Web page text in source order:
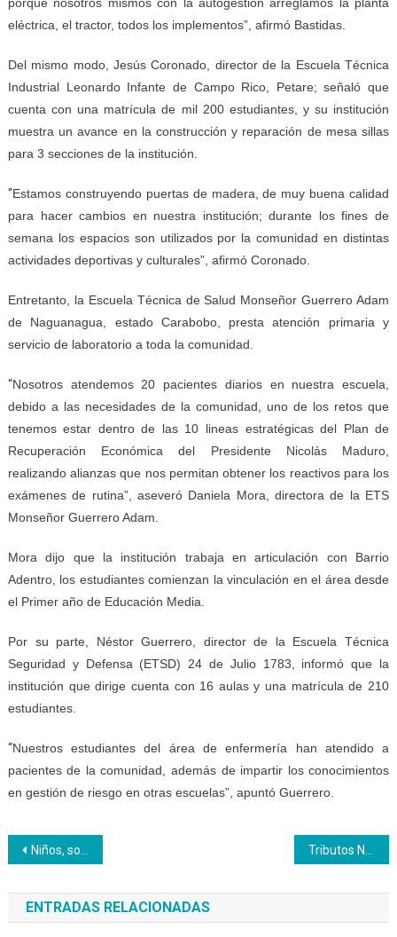
eléctrica, el tractor, todos los implementos”, afirmó Bastidas.
Del mismo modo, Jesús Coronado, director de la Escuela Técnica
Industrial Leonardo Infante de Campo Rico, Petare; señaló que
cuenta con una matrícula de mil 200 estudiantes, y su institución
muestra un avance en la construcción y reparación de mesa sillas
para 3 secciones de la institución.
“Estamos construyendo puertas de madera, de muy buena calidad
para hacer cambios en nuestra institución; durante los fines de
semana los espacios son utilizados por la comunidad en distintas
actividades deportivas y culturales”, afirmó Coronado.
Entretanto, la Escuela Técnica de Salud Monseñor Guerrero Adam
de Naguanagua, estado Carabobo, presta atención primaria y
servicio de laboratorio a toda la comunidad.
“Nosotros atendemos 20 pacientes diarios en nuestra escuela,
debido a las necesidades de la comunidad, uno de los retos que
tenemos estar dentro de las 10 lineas estratégicas del Plan de
Recuperación Económica del Presidente Nicolás Maduro,
realizando alianzas que nos permitan obtener los reactivos para los
exámenes de rutina”, aseveró Daniela Mora, directora de la ETS
Monseñor Guerrero Adam.
Mora dijo que la institución trabaja en articulación con Barrio
Adentro, los estudiantes comienzan la vinculación en el área desde
el Primer año de Educación Media.
Por su parte, Néstor Guerrero, director de la Escuela Técnica
Seguridad y Defensa (ETSD) 24 de Julio 1783, informó que la
institución que dirige cuenta con 16 aulas y una matrícula de 210
estudiantes.
“Nuestros estudiantes del área de enfermería han atendido a
pacientes de la comunidad, además de impartir los conocimientos
en gestión de riesgo en otras escuelas”, apuntó Guerrero.
Navegación
de
entradas
Niños, sonrisas y colores para conmemorar la Resistencia Indígena
ENTRADAS RELACIONADAS